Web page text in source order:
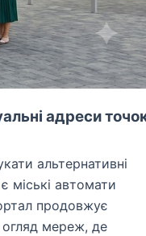
адреси
альтернативні
автомати
продовжує
огляд мереж, де